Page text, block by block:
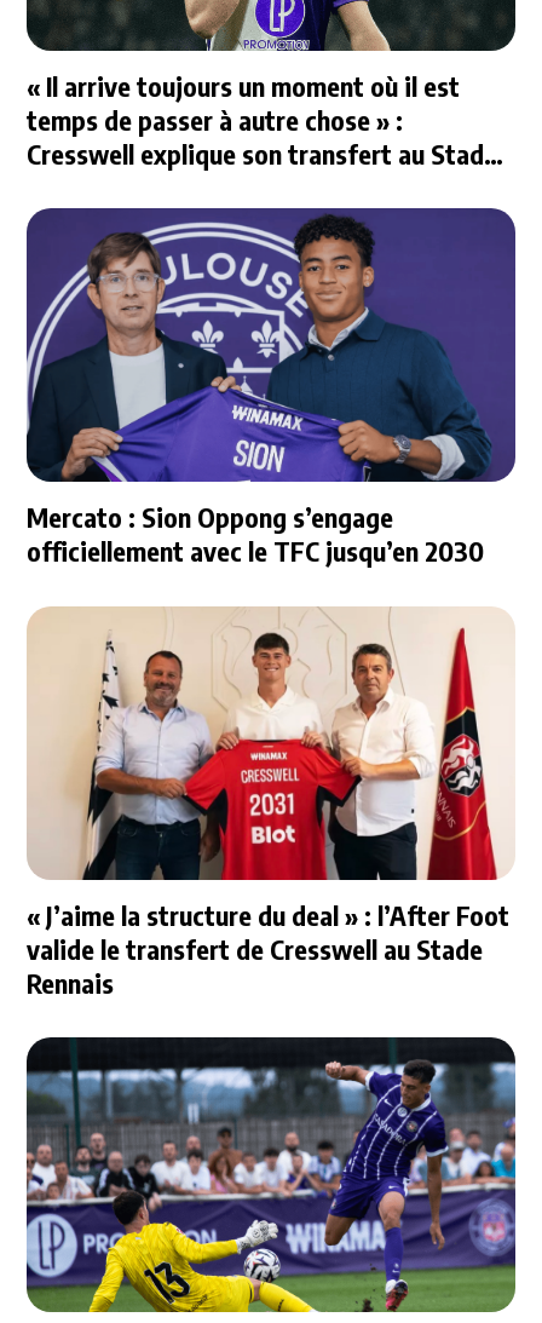
« Il arrive toujours un moment où il est
temps de passer à autre chose » :
Cresswell explique son transfert au Stade
Mercato : Sion Oppong s’engage
officiellement avec le TFC jusqu’en 2030
« J’aime la structure du deal » : l’After Foot
valide le transfert de Cresswell au Stade
Rennais